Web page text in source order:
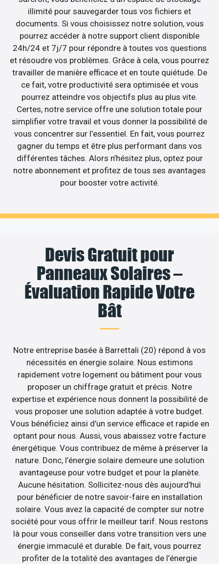
illimité pour sauvegarder tous vos fichiers et
documents. Si vous choisissez notre solution, vous
pourrez accéder à notre support client disponible
24h/24 et 7j/7 pour répondre à toutes vos questions
et résoudre vos problèmes. Grâce à cela, vous pourrez
travailler de manière efficace et en toute quiétude. De
ce fait, votre productivité sera optimisée et vous
pourrez atteindre vos objectifs plus au plus vite.
Certes, notre service offre une solution totale pour
simplifier votre travail et vous donner la possibilité de
vous concentrer sur l’essentiel. En fait, vous pourrez
gagner du temps et être plus performant dans vos
différentes tâches. Alors n’hésitez plus, optez pour
notre abonnement et profitez de tous ses avantages
pour booster votre activité.
Devis Gratuit pour
Panneaux Solaires –
Évaluation Rapide Votre
Bât
Notre entreprise basée à Barrettali (20) répond à vos
nécessités en énergie solaire. Nous estimons
rapidement votre logement ou bâtiment pour vous
proposer un chiffrage gratuit et précis. Notre
expertise et expérience nous donnent la possibilité de
vous proposer une solution adaptée à votre budget.
Vous bénéficiez ainsi d’un service efficace et rapide en
optant pour nous. Aussi, vous abaissez votre facture
énergétique. Vous contribuez de même à préserver la
nature. Donc, l’énergie solaire demeure une solution
avantageuse pour votre budget et pour la planète.
Aucune hésitation. Sollicitez-nous dès aujourd’hui
pour bénéficier de notre savoir-faire en installation
solaire. Vous avez la capacité de compter sur notre
société pour vous offrir le meilleur tarif. Nous restons
là pour vous conseiller dans votre transition vers une
énergie immaculé et durable. De fait, vous pourrez
profiter de la totalité des avantages de l’énergie